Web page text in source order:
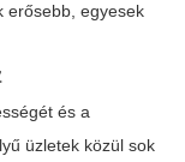
erősebb, egyesek
és a
üzletek közül sok